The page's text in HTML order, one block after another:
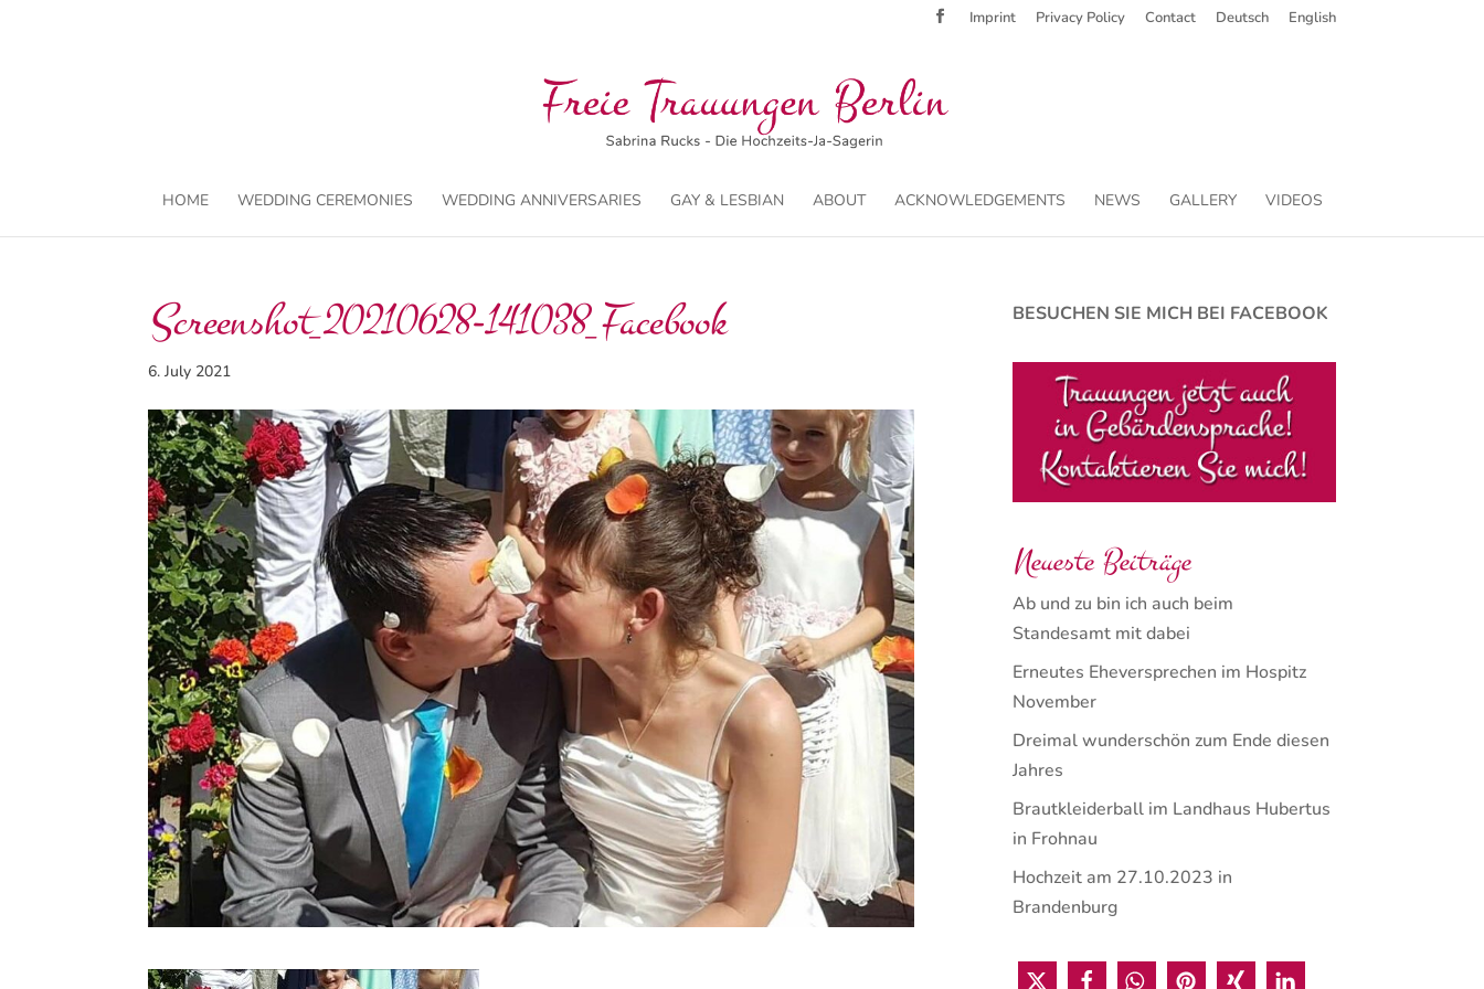
Imprint Privacy Policy Contact Deutsch English
HOME WEDDING CEREMONIES WEDDING ANNIVERSARIES GAY & LESBIAN ABOUT ACKNOWLEDGEMENTS NEWS GALLERY VIDEOS
Screenshot_20210628-141038_Facebook
6. July 2021
BESUCHEN SIE MICH BEI FACEBOOK
Neueste Beiträge
Ab und zu bin ich auch beim
Standesamt mit dabei
Erneutes Eheversprechen im Hospitz
November
Dreimal wunderschön zum Ende diesen
Jahres
Brautkleiderball im Landhaus Hubertus
in Frohnau
Hochzeit am 27.10.2023 in
Brandenburg